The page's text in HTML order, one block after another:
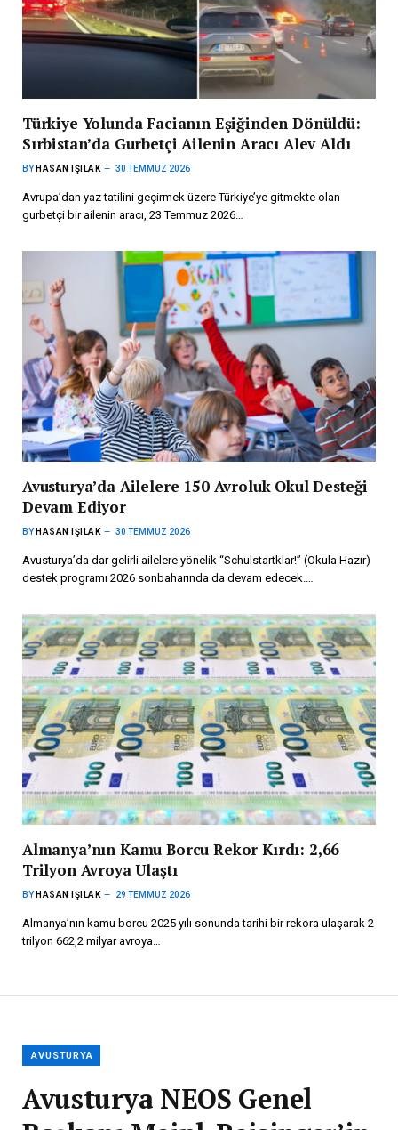
Türkiye Yolunda Facianın Eşiğinden Dönüldü:
Sırbistan’da Gurbetçi Ailenin Aracı Alev Aldı
BY HASAN IŞILAK 30 TEMMUZ 2026
Avrupa’dan yaz tatilini geçirmek üzere Türkiye’ye gitmekte olan
gurbetçi bir ailenin aracı, 23 Temmuz 2026…
Avusturya’da Ailelere 150 Avroluk Okul Desteği
Devam Ediyor
BY HASAN IŞILAK 30 TEMMUZ 2026
Avusturya’da dar gelirli ailelere yönelik “Schulstartklar!” (Okula Hazır)
destek programı 2026 sonbaharında da devam edecek.…
Almanya’nın Kamu Borcu Rekor Kırdı: 2,66
Trilyon Avroya Ulaştı
BY HASAN IŞILAK 29 TEMMUZ 2026
Almanya’nın kamu borcu 2025 yılı sonunda tarihi bir rekora ulaşarak 2
trilyon 662,2 milyar avroya…
AVUSTURYA
Avusturya NEOS Genel